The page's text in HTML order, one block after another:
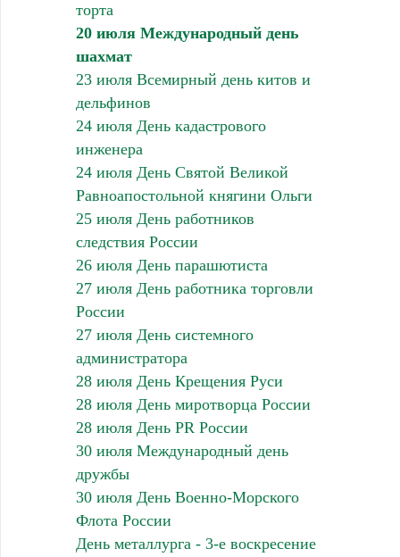
торта
20 июля Международный день
шахмат
23 июля Всемирный день китов и
дельфинов
24 июля День кадастрового
инженера
24 июля День Святой Великой
Равноапостольной княгини Ольги
25 июля День работников
следствия России
26 июля День парашютиста
27 июля День работника торговли
России
27 июля День системного
администратора
28 июля День Крещения Руси
28 июля День миротворца России
28 июля День PR России
30 июля Международный день
дружбы
30 июля День Военно-Морского
Флота России
День металлурга - 3-е воскресение